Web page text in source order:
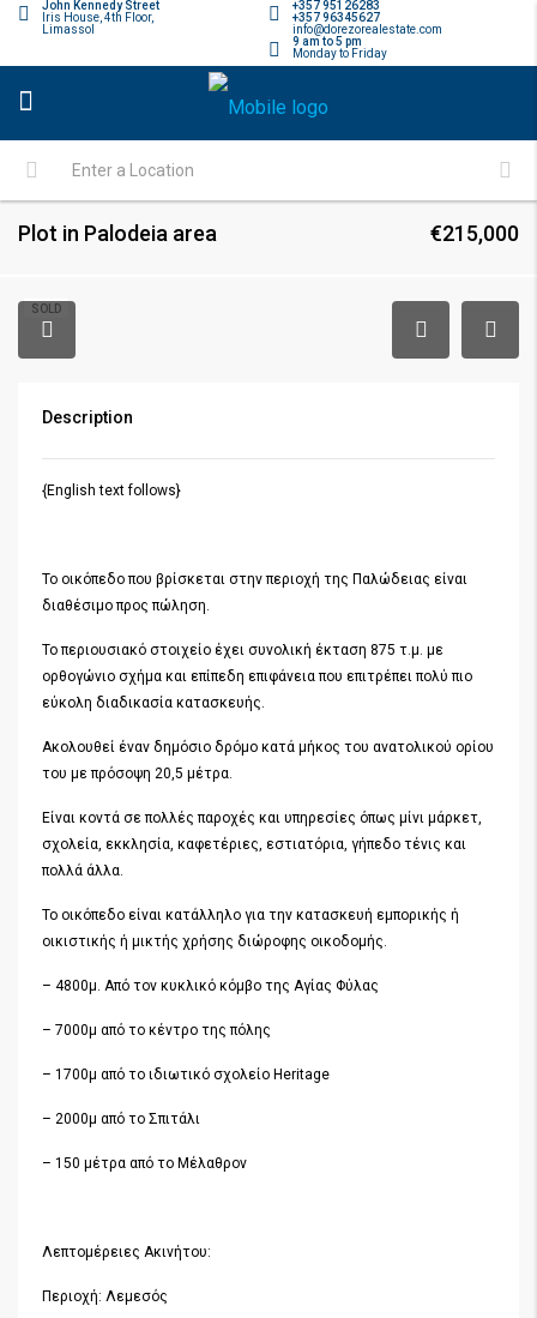
+357 95126283
+357 96345627
info@dorezorealestate.com
John Kennedy Street
Iris House, 4th Floor,
Limassol
9 am to 5 pm
Monday to Friday
Plot in Palodeia area €215,000
SOLD
Description
{English text follows}
Το οικόπεδο που βρίσκεται στην περιοχή της Παλώδειας είναι
διαθέσιμο προς πώληση.
Το περιουσιακό στοιχείο έχει συνολική έκταση 875 τ.μ. με
ορθογώνιο σχήμα και επίπεδη επιφάνεια που επιτρέπει πολύ πιο
εύκολη διαδικασία κατασκευής.
Ακολουθεί έναν δημόσιο δρόμο κατά μήκος του ανατολικού ορίου
του με πρόσοψη 20,5 μέτρα.
Είναι κοντά σε πολλές παροχές και υπηρεσίες όπως μίνι μάρκετ,
σχολεία, εκκλησία, καφετέριες, εστιατόρια, γήπεδο τένις και
πολλά άλλα.
Το οικόπεδο είναι κατάλληλο για την κατασκευή εμπορικής ή
οικιστικής ή μικτής χρήσης διώροφης οικοδομής.
– 4800μ. Από τον κυκλικό κόμβο της Αγίας Φύλας
– 7000μ από το κέντρο της πόλης
– 1700μ από το ιδιωτικό σχολείο Heritage
– 2000μ από το Σπιτάλι
– 150 μέτρα από το Μέλαθρον
Λεπτομέρειες Ακινήτου:
Περιοχή: Λεμεσός